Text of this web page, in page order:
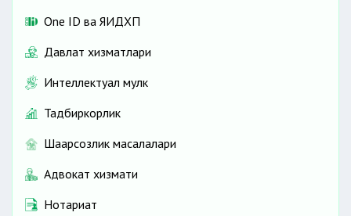
One ID ва ЯИДХП
Давлат хизматлари
Интеллектуал мулк
Тадбиркорлик
Шаҳарсозлик масалалари
Адвокат хизмати
Нотариат